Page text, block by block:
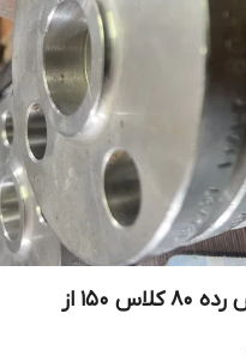
فلنج اسلیپ ان "3/4 ریس فیس رده 80 کلاس 150 از